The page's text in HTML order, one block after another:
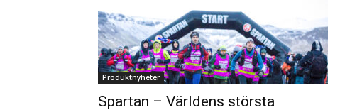
Produktnyheter
Spartan – Världens största